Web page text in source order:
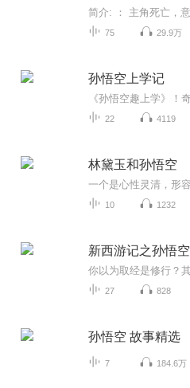
75 29.9万
孙悟空上学记
22 4119
林黛玉和孙悟空
10 1232
新西游记之孙悟空
27 828
孙悟空 故事精选
7 184.6万